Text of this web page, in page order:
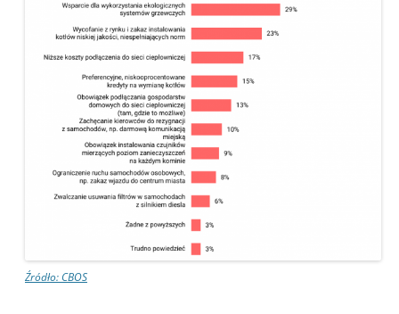
Źródło: CBOS